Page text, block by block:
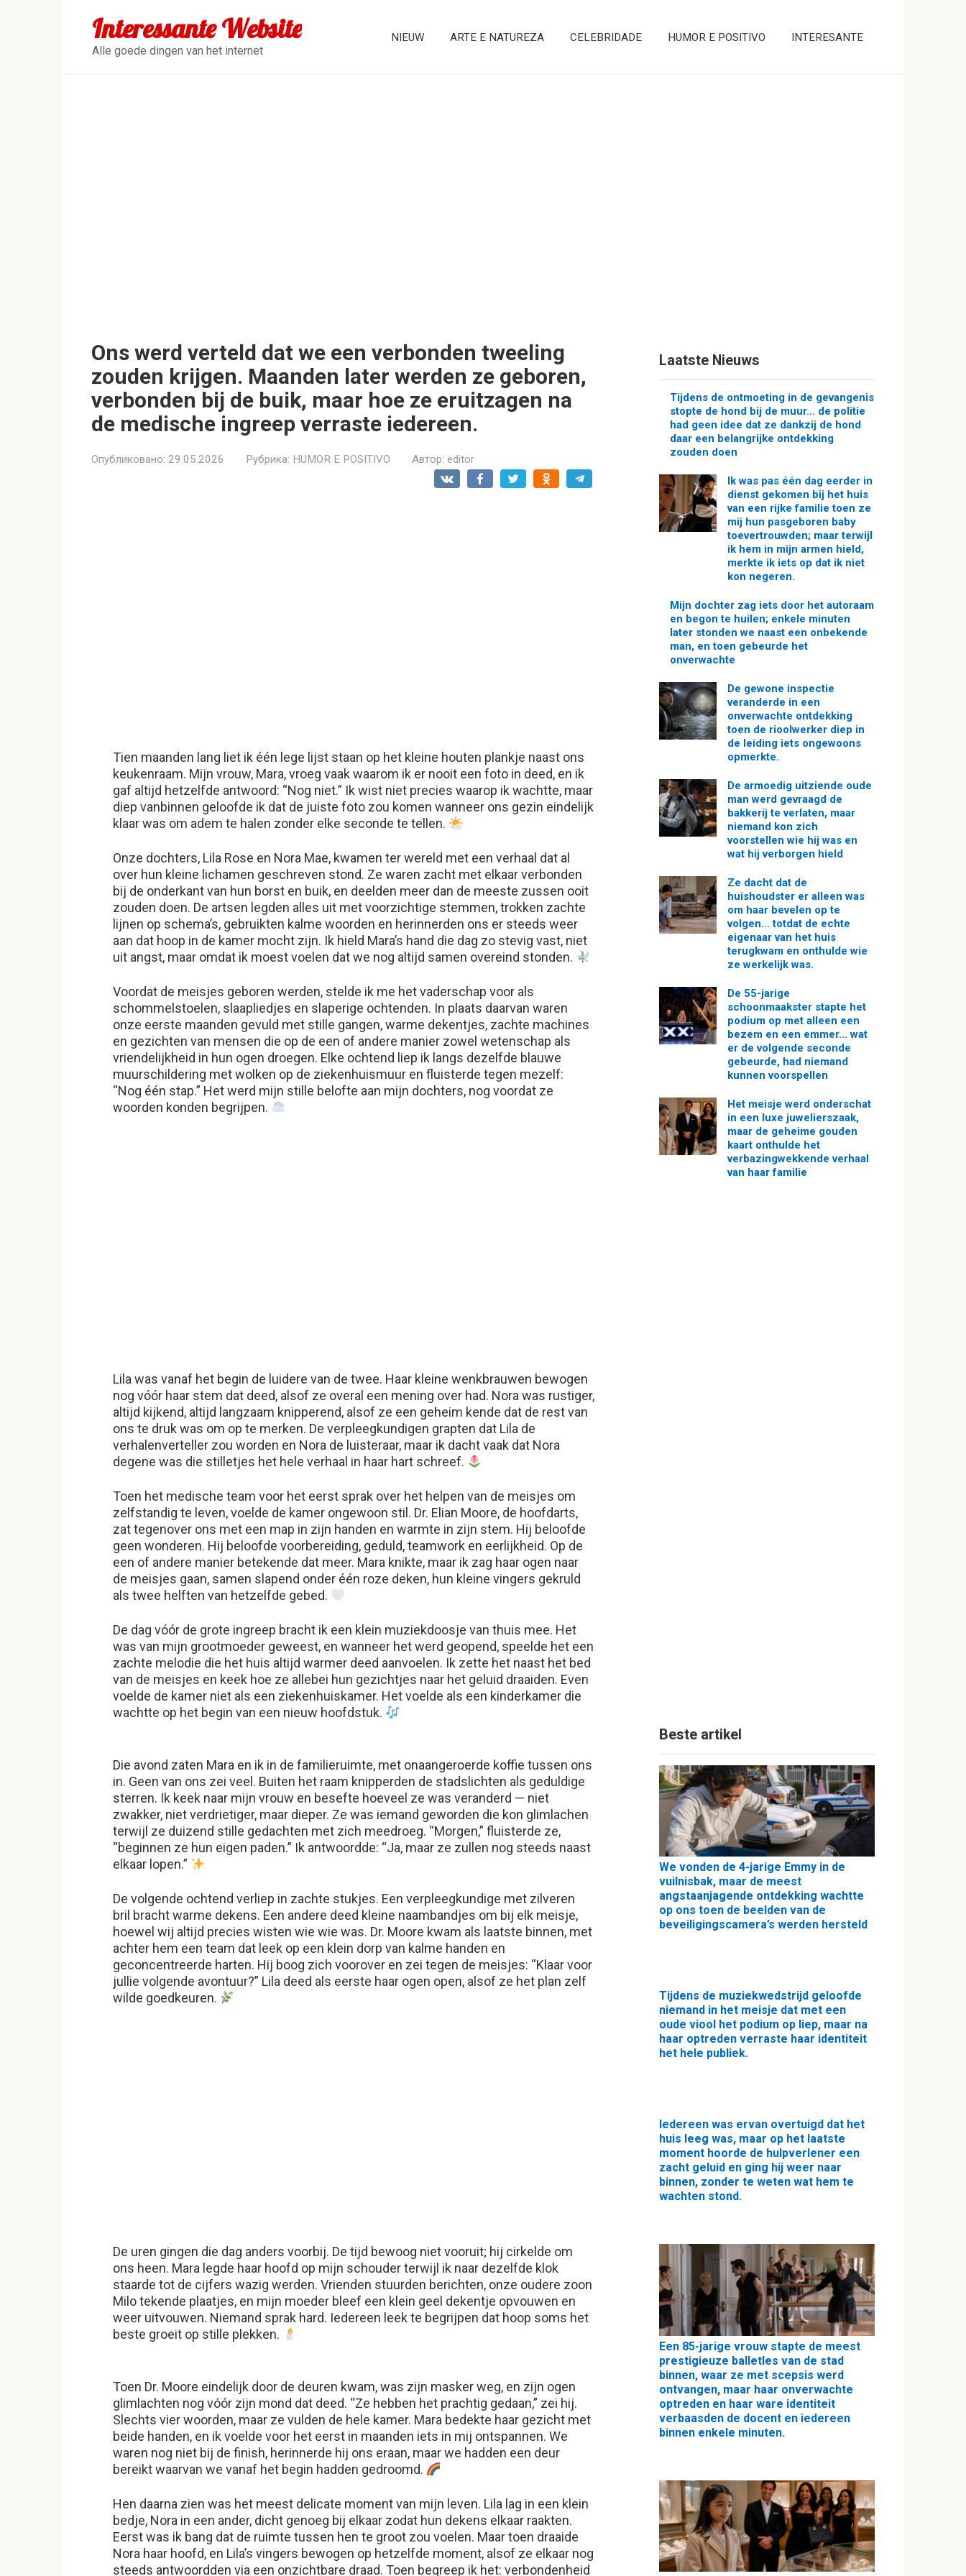
Interessante Website
Alle goede dingen van het internet
NIEUW ARTE E NATUREZA CELEBRIDADE HUMOR E POSITIVO INTERESANTE
Ons werd verteld dat we een verbonden tweeling
zouden krijgen. Maanden later werden ze geboren,
verbonden bij de buik, maar hoe ze eruitzagen na
de medische ingreep verraste iedereen.
Опубликовано: 29.05.2026 Рубрика: HUMOR E POSITIVO Автор: editor
Tien maanden lang liet ik één lege lijst staan op het kleine houten plankje naast ons
keukenraam. Mijn vrouw, Mara, vroeg vaak waarom ik er nooit een foto in deed, en ik
gaf altijd hetzelfde antwoord: “Nog niet.” Ik wist niet precies waarop ik wachtte, maar
diep vanbinnen geloofde ik dat de juiste foto zou komen wanneer ons gezin eindelijk
klaar was om adem te halen zonder elke seconde te tellen.
Onze dochters, Lila Rose en Nora Mae, kwamen ter wereld met een verhaal dat al
over hun kleine lichamen geschreven stond. Ze waren zacht met elkaar verbonden
bij de onderkant van hun borst en buik, en deelden meer dan de meeste zussen ooit
zouden doen. De artsen legden alles uit met voorzichtige stemmen, trokken zachte
lijnen op schema’s, gebruikten kalme woorden en herinnerden ons er steeds weer
aan dat hoop in de kamer mocht zijn. Ik hield Mara’s hand die dag zo stevig vast, niet
uit angst, maar omdat ik moest voelen dat we nog altijd samen overeind stonden.
Voordat de meisjes geboren werden, stelde ik me het vaderschap voor als
schommelstoelen, slaapliedjes en slaperige ochtenden. In plaats daarvan waren
onze eerste maanden gevuld met stille gangen, warme dekentjes, zachte machines
en gezichten van mensen die op de een of andere manier zowel wetenschap als
vriendelijkheid in hun ogen droegen. Elke ochtend liep ik langs dezelfde blauwe
muurschildering met wolken op de ziekenhuismuur en fluisterde tegen mezelf:
“Nog één stap.” Het werd mijn stille belofte aan mijn dochters, nog voordat ze
woorden konden begrijpen.
Lila was vanaf het begin de luidere van de twee. Haar kleine wenkbrauwen bewogen
nog vóór haar stem dat deed, alsof ze overal een mening over had. Nora was rustiger,
altijd kijkend, altijd langzaam knipperend, alsof ze een geheim kende dat de rest van
ons te druk was om op te merken. De verpleegkundigen grapten dat Lila de
verhalenverteller zou worden en Nora de luisteraar, maar ik dacht vaak dat Nora
degene was die stilletjes het hele verhaal in haar hart schreef.
Toen het medische team voor het eerst sprak over het helpen van de meisjes om
zelfstandig te leven, voelde de kamer ongewoon stil. Dr. Elian Moore, de hoofdarts,
zat tegenover ons met een map in zijn handen en warmte in zijn stem. Hij beloofde
geen wonderen. Hij beloofde voorbereiding, geduld, teamwork en eerlijkheid. Op de
een of andere manier betekende dat meer. Mara knikte, maar ik zag haar ogen naar
de meisjes gaan, samen slapend onder één roze deken, hun kleine vingers gekruld
als twee helften van hetzelfde gebed.
De dag vóór de grote ingreep bracht ik een klein muziekdoosje van thuis mee. Het
was van mijn grootmoeder geweest, en wanneer het werd geopend, speelde het een
zachte melodie die het huis altijd warmer deed aanvoelen. Ik zette het naast het bed
van de meisjes en keek hoe ze allebei hun gezichtjes naar het geluid draaiden. Even
voelde de kamer niet als een ziekenhuiskamer. Het voelde als een kinderkamer die
wachtte op het begin van een nieuw hoofdstuk.
Die avond zaten Mara en ik in de familieruimte, met onaangeroerde koffie tussen ons
in. Geen van ons zei veel. Buiten het raam knipperden de stadslichten als geduldige
sterren. Ik keek naar mijn vrouw en besefte hoeveel ze was veranderd — niet
zwakker, niet verdrietiger, maar dieper. Ze was iemand geworden die kon glimlachen
terwijl ze duizend stille gedachten met zich meedroeg. “Morgen,” fluisterde ze,
“beginnen ze hun eigen paden.” Ik antwoordde: “Ja, maar ze zullen nog steeds naast
elkaar lopen.”
De volgende ochtend verliep in zachte stukjes. Een verpleegkundige met zilveren
bril bracht warme dekens. Een andere deed kleine naambandjes om bij elk meisje,
hoewel wij altijd precies wisten wie wie was. Dr. Moore kwam als laatste binnen, met
achter hem een team dat leek op een klein dorp van kalme handen en
geconcentreerde harten. Hij boog zich voorover en zei tegen de meisjes: “Klaar voor
jullie volgende avontuur?” Lila deed als eerste haar ogen open, alsof ze het plan zelf
wilde goedkeuren.
De uren gingen die dag anders voorbij. De tijd bewoog niet vooruit; hij cirkelde om
ons heen. Mara legde haar hoofd op mijn schouder terwijl ik naar dezelfde klok
staarde tot de cijfers wazig werden. Vrienden stuurden berichten, onze oudere zoon
Milo tekende plaatjes, en mijn moeder bleef een klein geel dekentje opvouwen en
weer uitvouwen. Niemand sprak hard. Iedereen leek te begrijpen dat hoop soms het
beste groeit op stille plekken.
Toen Dr. Moore eindelijk door de deuren kwam, was zijn masker weg, en zijn ogen
glimlachten nog vóór zijn mond dat deed. “Ze hebben het prachtig gedaan,” zei hij.
Slechts vier woorden, maar ze vulden de hele kamer. Mara bedekte haar gezicht met
beide handen, en ik voelde voor het eerst in maanden iets in mij ontspannen. We
waren nog niet bij de finish, herinnerde hij ons eraan, maar we hadden een deur
bereikt waarvan we vanaf het begin hadden gedroomd.
Hen daarna zien was het meest delicate moment van mijn leven. Lila lag in een klein
bedje, Nora in een ander, dicht genoeg bij elkaar zodat hun dekens elkaar raakten.
Eerst was ik bang dat de ruimte tussen hen te groot zou voelen. Maar toen draaide
Nora haar hoofd, en Lila’s vingers bewogen op hetzelfde moment, alsof ze elkaar nog
steeds antwoordden via een onzichtbare draad. Toen begreep ik het: verbondenheid
Laatste Nieuws
Tijdens de ontmoeting in de gevangenis
stopte de hond bij de muur… de politie
had geen idee dat ze dankzij de hond
daar een belangrijke ontdekking
zouden doen
Ik was pas één dag eerder in
dienst gekomen bij het huis
van een rijke familie toen ze
mij hun pasgeboren baby
toevertrouwden; maar terwijl
ik hem in mijn armen hield,
merkte ik iets op dat ik niet
kon negeren.
Mijn dochter zag iets door het autoraam
en begon te huilen; enkele minuten
later stonden we naast een onbekende
man, en toen gebeurde het
onverwachte
De gewone inspectie
veranderde in een
onverwachte ontdekking
toen de rioolwerker diep in
de leiding iets ongewoons
opmerkte.
De armoedig uitziende oude
man werd gevraagd de
bakkerij te verlaten, maar
niemand kon zich
voorstellen wie hij was en
wat hij verborgen hield
Ze dacht dat de
huishoudster er alleen was
om haar bevelen op te
volgen… totdat de echte
eigenaar van het huis
terugkwam en onthulde wie
ze werkelijk was.
De 55-jarige
schoonmaakster stapte het
podium op met alleen een
bezem en een emmer… wat
er de volgende seconde
gebeurde, had niemand
kunnen voorspellen
Het meisje werd onderschat
in een luxe juwelierszaak,
maar de geheime gouden
kaart onthulde het
verbazingwekkende verhaal
van haar familie
Beste artikel
We vonden de 4-jarige Emmy in de
vuilnisbak, maar de meest
angstaanjagende ontdekking wachtte
op ons toen de beelden van de
beveiligingscamera’s werden hersteld
Tijdens de muziekwedstrijd geloofde
niemand in het meisje dat met een
oude viool het podium op liep, maar na
haar optreden verraste haar identiteit
het hele publiek.
Iedereen was ervan overtuigd dat het
huis leeg was, maar op het laatste
moment hoorde de hulpverlener een
zacht geluid en ging hij weer naar
binnen, zonder te weten wat hem te
wachten stond.
Een 85-jarige vrouw stapte de meest
prestigieuze balletles van de stad
binnen, waar ze met scepsis werd
ontvangen, maar haar onverwachte
optreden en haar ware identiteit
verbaasden de docent en iedereen
binnen enkele minuten.